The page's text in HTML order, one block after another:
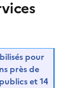
pour
près de
et 14